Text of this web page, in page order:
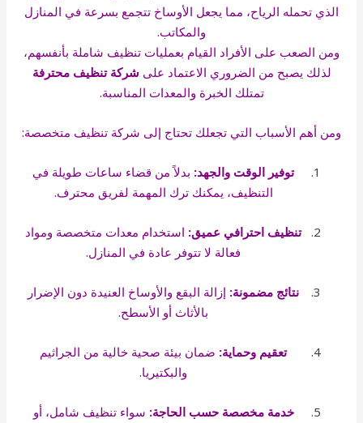
الذي تحمله الرياح، مما يجعل الأوساخ تتجمع بسرعة في المنازل
والمكاتب.
ومن الصعب على الأفراد القيام بعمليات تنظيف شاملة بأنفسهم،
لذلك يصبح من الضروري الاعتماد على شركة تنظيف محترفة
تمتلك الخبرة والمعدات المناسبة.
ومن أهم الأسباب التي تجعلك تحتاج إلى شركة تنظيف متخصصة:
توفير الوقت والجهد: بدلاً من قضاء ساعات طويلة في
التنظيف، يمكنك ترك المهمة لفريق محترف.
تنظيف احترافي عميق: استخدام معدات متخصصة ومواد
فعالة لا تتوفر عادة في المنازل.
نتائج مضمونة: إزالة البقع والأوساخ العنيدة دون الإضرار
بالأثاث أو الأسطح.
تعقيم وحماية: ضمان بيئة صحية خالية من الجراثيم
والبكتيريا.
خدمة مخصصة حسب الحاجة: سواء تنظيف شامل، أو